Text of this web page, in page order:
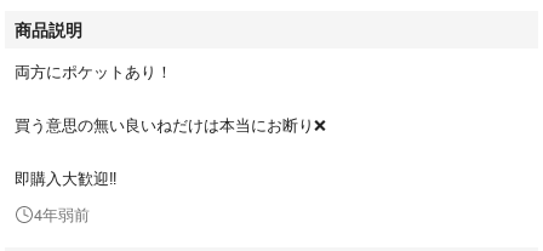
商品説明
両方にポケットあり！
買う意思の無い良いねだけは本当にお断り❌
即購入大歓迎‼️
4年弱前